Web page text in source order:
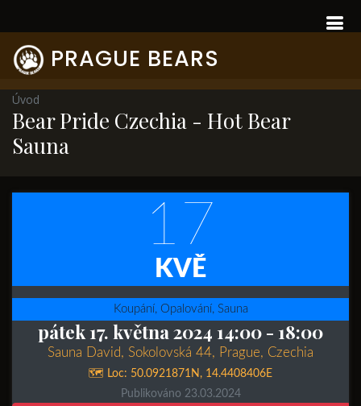
PRAGUE BEARS
Úvod
Bear Pride Czechia - Hot Bear
Sauna
17
KVĚ
Koupání, Opalování, Sauna
pátek 17. května 2024 14:00- 18:00
Sauna David, Sokolovská 44, Prague, Czechia
🗺️ Loc: 50.0921871N , 14.4408406E
Publikováno 23.03.2024